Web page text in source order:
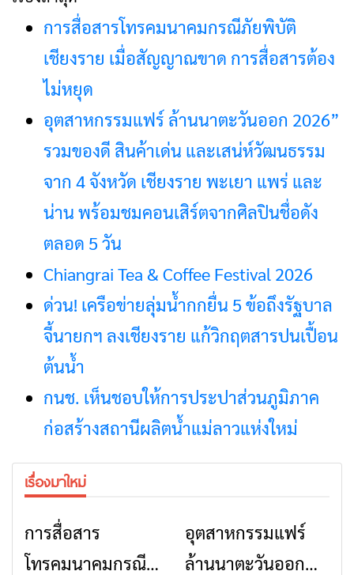
การสื่อสารโทรคมนาคมกรณีภัยพิบัติ
เชียงราย เมื่อสัญญาณขาด การสื่อสารต้อง
ไม่หยุด
อุตสาหกรรมแฟร์ ล้านนาตะวันออก 2026”
รวมของดี สินค้าเด่น และเสน่ห์วัฒนธรรม
จาก 4 จังหวัด เชียงราย พะเยา แพร่ และ
น่าน พร้อมชมคอนเสิร์ตจากศิลปินชื่อดัง
ตลอด 5 วัน
Chiangrai Tea & Coffee Festival 2026
ด่วน! เครือข่ายลุ่มน้ำกกยื่น 5 ข้อถึงรัฐบาล
จี้นายกฯ ลงเชียงราย แก้วิกฤตสารปนเปื้อน
ต้นน้ำ
กนช. เห็นชอบให้การประปาส่วนภูมิภาค
ก่อสร้างสถานีผลิตน้ำแม่ลาวแห่งใหม่
เรื่องมาใหม่
การสื่อสาร
โทรคมนาคมกรณีภัย
ข่าวเชียงราย
อุตสาหกรรมแฟร์
ล้านนาตะวันออก